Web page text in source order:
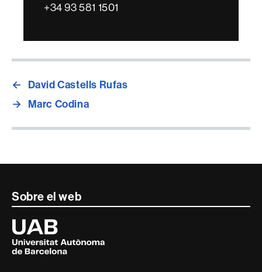
+34 93 581 1501
←
David Castells Rufas
→ Marc Codina
Contacte
informació
legal
Sobre el web
Universitat
Autònoma
de
Barcelona